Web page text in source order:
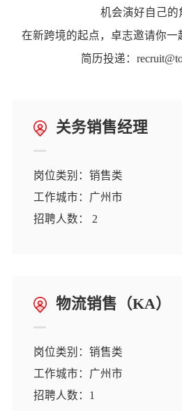
机会演好自己的
在新跨境的起点，卓志邀请你一
简历投递：
关务销售经理
岗位类别：销售类
工作城市：广州市
招聘人数： 2
物流销售（KA）
岗位类别：销售类
工作城市：广州市
招聘人数：1